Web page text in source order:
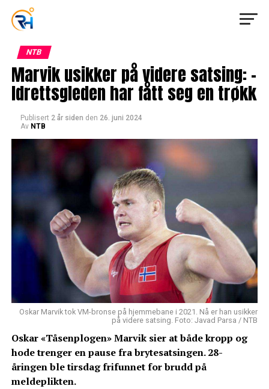
NTB
Marvik usikker på videre satsing: –
Idrettsgleden har fått seg en trøkk
Publisert 2 år siden den 26. juni 2024
Av NTB
Oskar Marvik tok VM-bronse på hjemmebane i 2021. Nå er han usikker
på videre satsing. Foto: Javad Parsa / NTB
Oskar «Tåsenplogen» Marvik sier at både kropp og
hode trenger en pause fra brytesatsingen. 28-
åringen ble tirsdag frifunnet for brudd på
meldeplikten.